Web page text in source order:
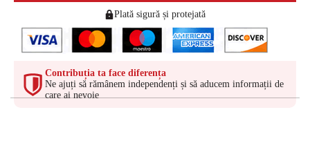
Plată sigură și protejată
Contribuția ta face diferența
Ne ajuți să rămânem independenți și să aducem informații de
care ai nevoie